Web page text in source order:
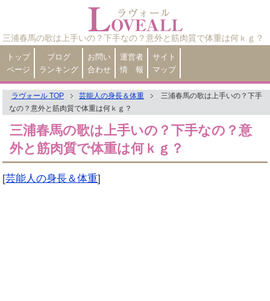
三浦春馬の歌は上手いの？下手なの？意外と筋肉質で体重は何ｋｇ？
トップ
ページ
ブログ
ランキング
お問い
合わせ
運営者
情 報
サイト
マップ
ラヴォール TOP 芸能人の身長＆体重
三浦春馬の歌は上手いの？下手
なの？意外と筋肉質で体重は何ｋｇ？
三浦春馬の歌は上手いの？下手なの？意
外と筋肉質で体重は何ｋｇ？
[芸能人の身長＆体重]